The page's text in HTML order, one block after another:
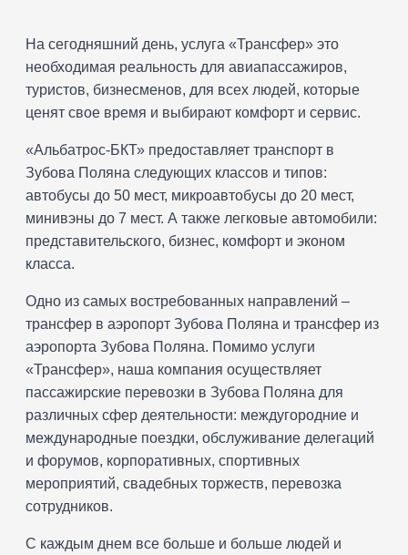
На сегодняшний день, услуга «Трансфер» это
необходимая реальность для авиапассажиров,
туристов, бизнесменов, для всех людей, которые
ценят свое время и выбирают комфорт и сервис.
«Альбатрос-БКТ» предоставляет транспорт в
Зубова Поляна следующих классов и типов:
автобусы до 50 мест, микроавтобусы до 20 мест,
минивэны до 7 мест. А также легковые автомобили:
представительского, бизнес, комфорт и эконом
класса.
Одно из самых востребованных направлений –
трансфер в аэропорт Зубова Поляна и трансфер из
аэропорта Зубова Поляна. Помимо услуги
«Трансфер», наша компания осуществляет
пассажирские перевозки в Зубова Поляна для
различных сфер деятельности: междугородние и
международные поездки, обслуживание делегаций
и форумов, корпоративных, спортивных
мероприятий, свадебных торжеств, перевозка
сотрудников.
С каждым днем все больше и больше людей и